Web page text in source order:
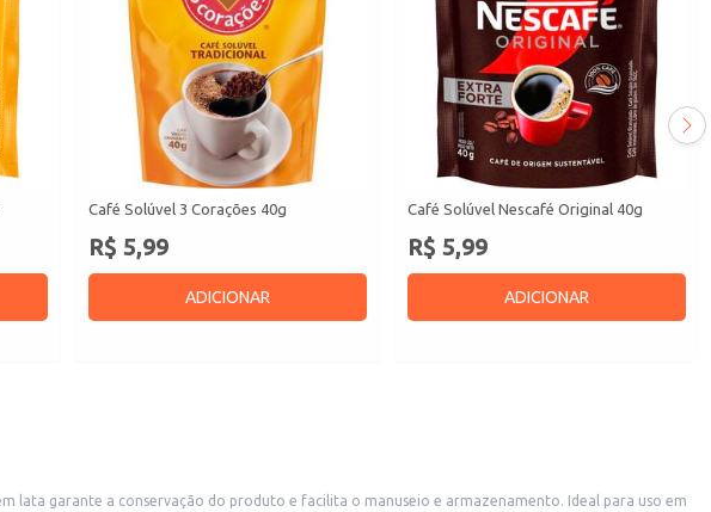
Café Solúvel 3 Corações 40g
R$ 5,99
ADICIONAR
Café Solúvel Nescafé Original 40g
R$ 5,99
ADICIONAR